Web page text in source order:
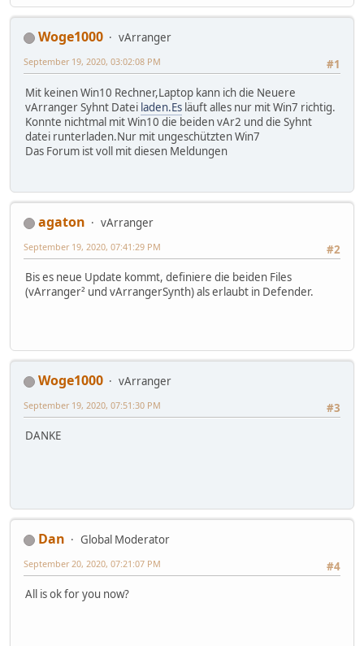
Woge1000
vArranger
#1
September 19, 2020, 03:02:08 PM
Mit keinen Win10 Rechner,Laptop kann ich die Neuere
vArranger Syhnt Datei laden.Es läuft alles nur mit Win7 richtig.
Konnte nichtmal mit Win10 die beiden vAr2 und die Syhnt
datei runterladen.Nur mit ungeschützten Win7
Das Forum ist voll mit diesen Meldungen
agaton
vArranger
#2
September 19, 2020, 07:41:29 PM
Bis es neue Update kommt, definiere die beiden Files
(vArranger² und vArrangerSynth) als erlaubt in Defender.
Woge1000
vArranger
#3
September 19, 2020, 07:51:30 PM
DANKE
Dan
Global Moderator
#4
September 20, 2020, 07:21:07 PM
All is ok for you now?